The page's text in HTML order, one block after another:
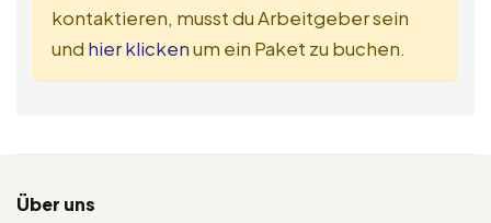
kontaktieren, musst du Arbeitgeber sein
und hier klickenum ein Paket zu buchen.
Über uns